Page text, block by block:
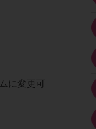
に変更可